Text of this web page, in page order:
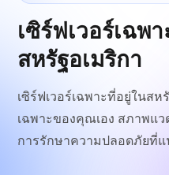
เซิร์ฟเวอร์เฉพ
สหรัฐอเมริกา
เซิร์ฟเวอร์เฉพาะที่อยู่ในส
เฉพาะของคุณเอง สภาพแว
การรักษาความปลอดภัยที่